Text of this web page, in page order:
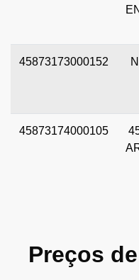
45873173000152
45873174000105
Preços